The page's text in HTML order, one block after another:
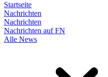
Startseite
Nachrichten
Nachrichten
Nachrichten auf FN
Alle News